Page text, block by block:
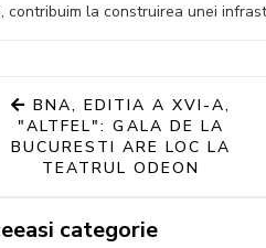
contribuim la construirea unei
BNA, EDITIA A XVI-A,
"ALTFEL": GALA DE LA
BUCURESTI ARE LOC LA
TEATRUL ODEON
categorie